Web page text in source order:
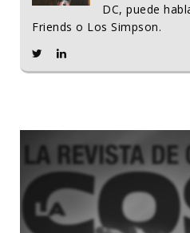
DC, puede
Friends o Los Simpson.